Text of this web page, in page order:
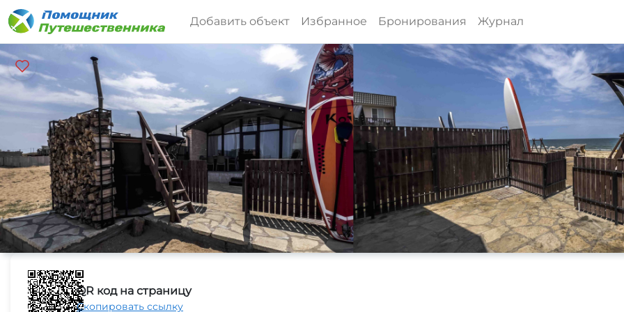
Добавить объект Избранное Бронирования Журнал
QR код на страницу
Скопировать ссылку